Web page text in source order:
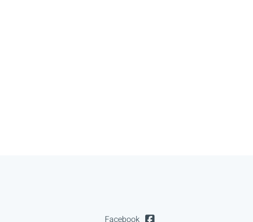
Facebook